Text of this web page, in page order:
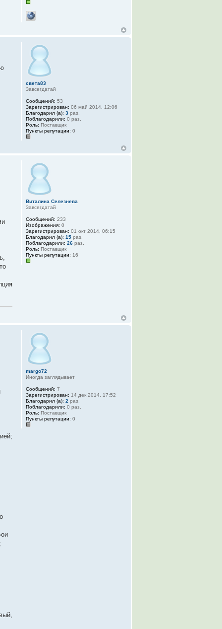
света83
Завсегдатай
Сообщений: 53
Зарегистрирован: 06 май 2014, 12:06
Благодарил (а): 3 раз.
Поблагодарили: 0 раз.
Роль: Поставщик
Пункты репутации: 0
Виталина Селезнева
Завсегдатай
Сообщений: 233
Изображения: 0
Зарегистрирован: 01 окт 2014, 06:15
Благодарил (а): 15 раз.
Поблагодарили: 26 раз.
Роль: Поставщик
Пункты репутации: 16
margo72
Иногда заглядывает
Сообщений: 7
Зарегистрирован: 14 дек 2014, 17:52
Благодарил (а): 2 раз.
Поблагодарили: 0 раз.
Роль: Поставщик
Пункты репутации: 0